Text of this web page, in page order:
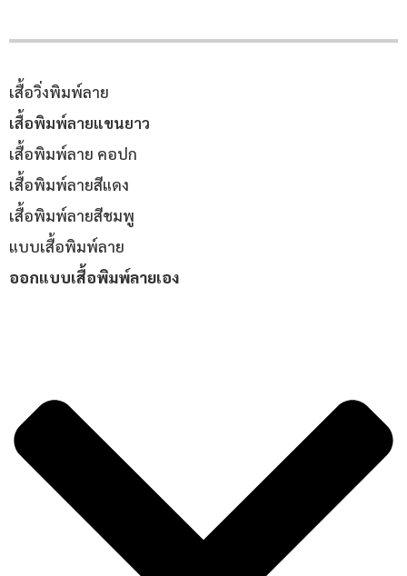
เสื้อวิ่งพิมพ์ลาย
เสื้อพิมพ์ลายแขนยาว
เสื้อพิมพ์ลาย คอปก
เสื้อพิมพ์ลายสีแดง
เสื้อพิมพ์ลายสีชมพู
แบบเสื้อพิมพ์ลาย
ออกแบบเสื้อพิมพ์ลายเอง